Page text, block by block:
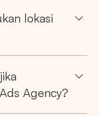
lokasi
Agency?